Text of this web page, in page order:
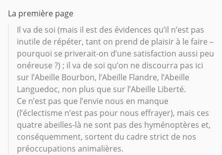
La première page
Il va de soi (mais il est des évidences qu’il n’est pas
inutile de répéter, tant on prend de plaisir à le faire –
pourquoi se priverait-on d’une satisfaction aussi peu
onéreuse ?) ; il va de soi qu’on ne discourra pas ici
sur l’Abeille Bourbon, l’Abeille Flandre, l’Abeille
Languedoc, non plus que sur l’Abeille Liberté.
Ce n’est pas que l’envie nous en manque
(l’éclectisme n’est pas pour nous effrayer), mais ces
quatre abeilles-là ne sont pas des hyménoptères et,
conséquemment, sortent du cadre strict de nos
préoccupations animalières.